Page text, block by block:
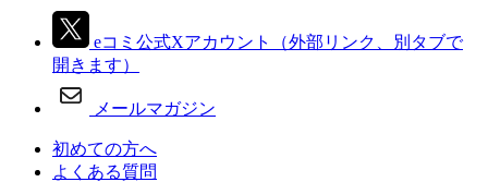
eコミ公式Xアカウント
（外部リンク、別タブで
開きます）
メールマガジン
初めての方へ
よくある質問